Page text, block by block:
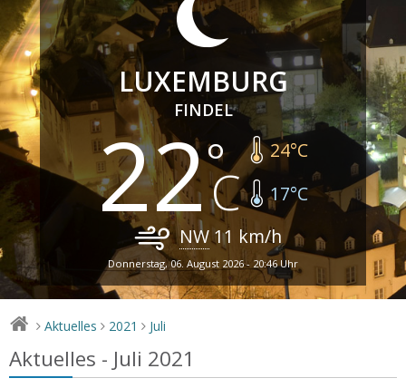
LUXEMBURG
FINDEL
22 24°C
17°C
NW11 km/h
Donnerstag, 06. August 2026 - 20:46 Uhr
> Aktuelles > 2021 > Juli
Aktuelles - Juli 2021